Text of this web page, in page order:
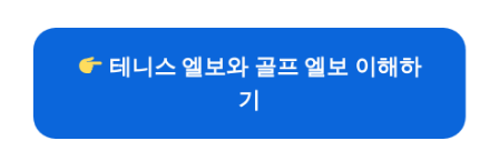
테니스 엘보와 골프 엘보 이해하
기